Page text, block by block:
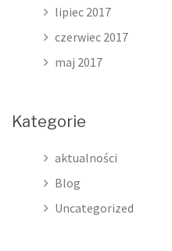
lipiec 2017
czerwiec 2017
maj 2017
Kategorie
aktualności
Blog
Uncategorized